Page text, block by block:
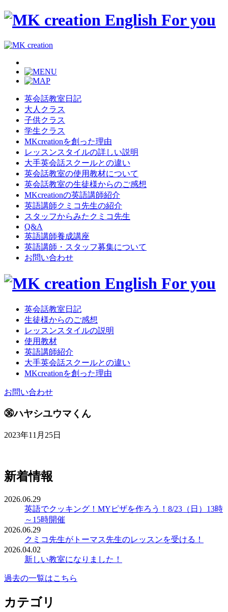
英会話教室日記
大人クラス
子供クラス
学生クラス
MKcreationを創った理由
レッスンスタイルの詳しい説明
大手英会話スクールとの違い
英会話教室の使用教材について
英会話教室の生徒様からのご感想
MKcreationの英語講師紹介
英語講師クミコ先生の紹介
スタッフからみたクミコ先生
Q&A
英語講師養成講座
英語講師・スタッフ募集について
お問い合わせ
英会話教室日記
生徒様からのご感想
レッスンスタイルの説明
使用教材
英語講師紹介
大手英会話スクールとの違い
MKcreationを創った理由
お問い合わせ
㊱ハヤシユウマくん
2023年11月25日
新着情報
2026.06.29
英語でクッキング！MYピザを作ろう！8/23（日）13時
～15時開催
2026.06.29
クミコ先生がトーマス先生のレッスンを受ける！
2026.04.02
新しい教室になりました！
過去の一覧はこちら
カテゴリ